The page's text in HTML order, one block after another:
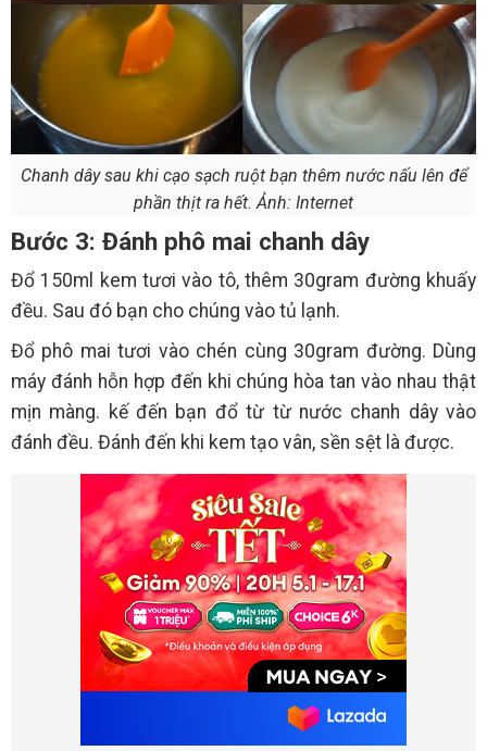
Chanh dây sau khi cạo sạch ruột bạn thêm nước nấu lên để
phần thịt ra hết. Ảnh: Internet
Bước 3: Đánh phô mai chanh dây
Đổ 150ml kem tươi vào tô, thêm 30gram đường khuấy
đều. Sau đó bạn cho chúng vào tủ lạnh.
Đổ phô mai tươi vào chén cùng 30gram đường. Dùng
máy đánh hỗn hợp đến khi chúng hòa tan vào nhau thật
mịn màng. kế đến bạn đổ từ từ nước chanh dây vào
đánh đều. Đánh đến khi kem tạo vân, sền sệt là được.